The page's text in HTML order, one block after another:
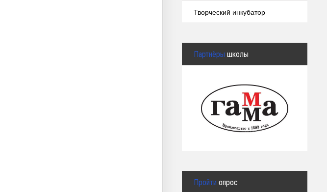
Творческий инкубатор
Партнёры школы
Пройти опрос